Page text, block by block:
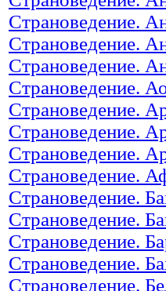
Страноведение.
Страноведение.
Страноведение.
Страноведение.
Страноведение.
Страноведение.
Страноведение.
Страноведение.
Страноведение.
Страноведение.
Страноведение.
Страноведение.
Страноведение.